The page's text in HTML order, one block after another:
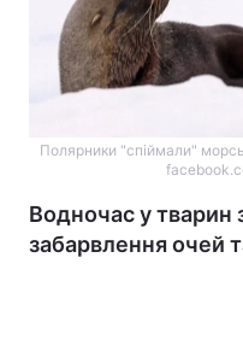
Полярники "спіймали"
Водночас у тварин
забарвлення очей